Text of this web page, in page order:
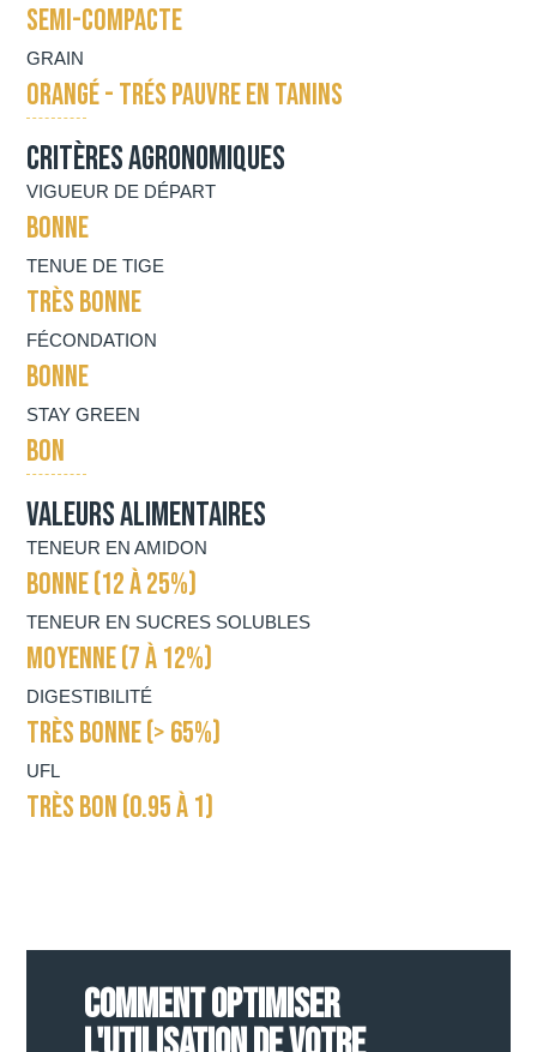
SEMI-COMPACTE
GRAIN
ORANGÉ - TRÉS PAUVRE EN TANINS
Critères agronomiques
VIGUEUR DE DÉPART
BONNE
TENUE DE TIGE
TRÈS BONNE
FÉCONDATION
BONNE
STAY GREEN
BON
Valeurs alimentaires
TENEUR EN AMIDON
BONNE (12 À 25%)
TENEUR EN SUCRES SOLUBLES
MOYENNE (7 À 12%)
DIGESTIBILITÉ
TRÈS BONNE (> 65%)
UFL
TRÈS BON (0.95 À 1)
COMMENT OPTIMISER